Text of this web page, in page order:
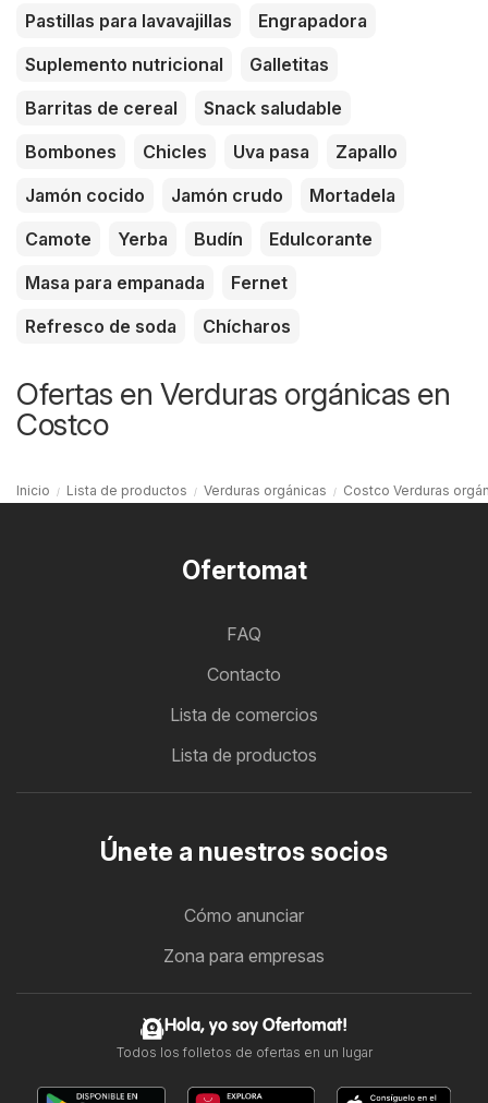
Pastillas para lavavajillas
Engrapadora
Suplemento nutricional
Galletitas
Barritas de cereal
Snack saludable
Bombones
Chicles Uva pasa
Zapallo
Jamón cocido
Jamón crudo
Mortadela
Camote
Yerba Budín
Edulcorante
Masa para empanada
Fernet
Refresco de soda
Chícharos
Ofertas en Verduras orgánicas en
Costco
Inicio Lista de productos Verduras orgánicas Costco Verduras
Ofertomat
FAQ
Contacto
Lista de comercios
Lista de productos
Únete a nuestros socios
Cómo anunciar
Zona para empresas
Hola, yo soy Ofertomat!
Todos los folletos de ofertas en un lugar